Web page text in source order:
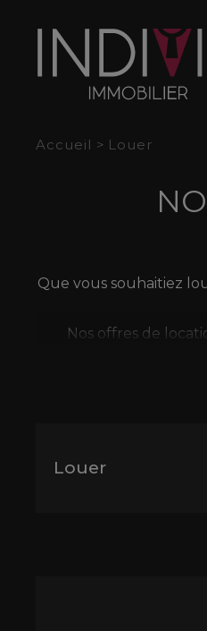
Accueil > Louer
Que vous souhaitiez
Nos offres de
Louer